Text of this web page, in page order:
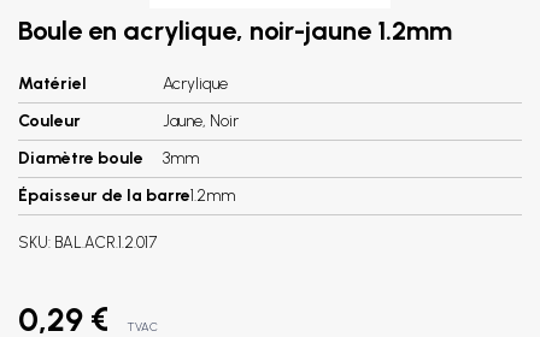
Boule en acrylique, noir-jaune 1.2mm
Matériel
Acrylique
Couleur
Jaune, Noir
Diamètre boule
3mm
Épaisseur de la barre1.2mm
SKU: BAL.ACR.1.2.017
0,29 € TVAC